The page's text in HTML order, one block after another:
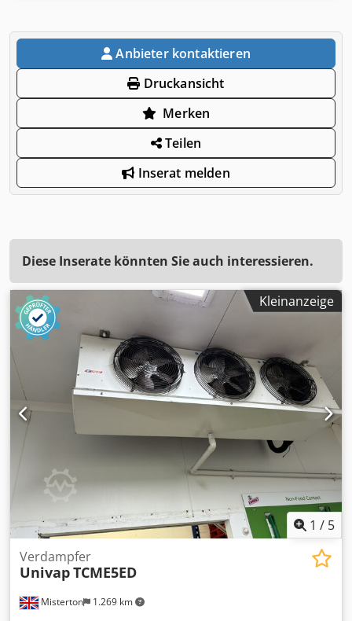
Anbieter kontaktieren
Druckansicht
Merken
Teilen
Inserat melden
Diese Inserate könnten Sie auch interessieren.
Kleinanzeige
1 / 5
Misterton 1.269 km
Verdampfer
UnivapTCME5ED